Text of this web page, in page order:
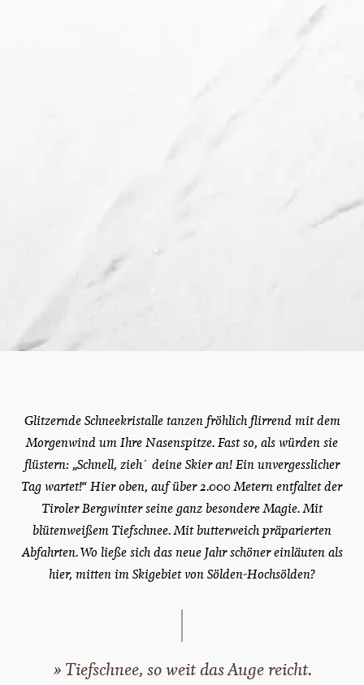
Glitzernde Schneekristalle tanzen fröhlich flirrend mit dem
Morgenwind um Ihre Nasenspitze. Fast so, als würden sie
flüstern: „Schnell, zieh´ deine Skier an! Ein unvergesslicher
Tag wartet!“ Hier oben, auf über 2.000 Metern entfaltet der
Tiroler Bergwinter seine ganz besondere Magie. Mit
blütenweißem Tiefschnee. Mit butterweich präparierten
Abfahrten. Wo ließe sich das neue Jahr schöner einläuten als
hier, mitten im Skigebiet von Sölden-Hochsölden?
» Tiefschnee, so weit das Auge reicht.